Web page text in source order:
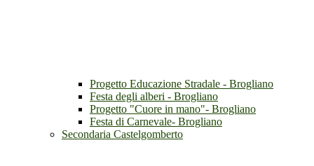
Progetto Educazione Stradale - Brogliano
Festa degli alberi - Brogliano
Progetto "Cuore in mano"- Brogliano
Festa di Carnevale- Brogliano
Secondaria Castelgomberto